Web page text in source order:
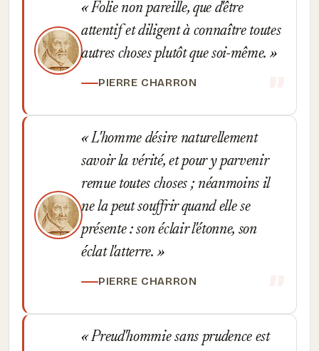
Folie non pareille, que d'être
attentif et diligent à connaître toutes
autres choses plutôt que soi-même.
PIERRE CHARRON
L'homme désire naturellement
savoir la vérité, et pour y parvenir
remue toutes choses ; néanmoins il
ne la peut souffrir quand elle se
présente : son éclair l'étonne, son
éclat l'atterre.
PIERRE CHARRON
Preud'hommie sans prudence est